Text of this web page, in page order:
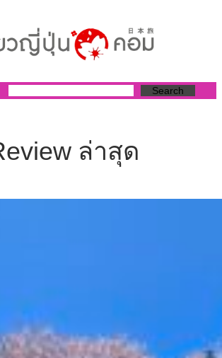
Search
ล่าสุด